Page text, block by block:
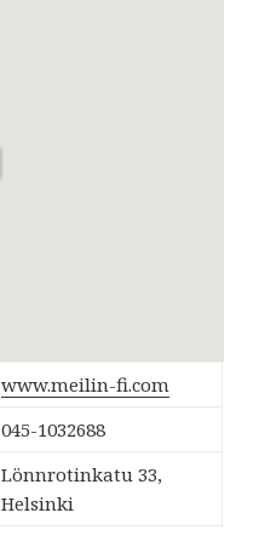
www.meilin-fi.com
045-1032688
Lönnrotinkatu 33,
Helsinki